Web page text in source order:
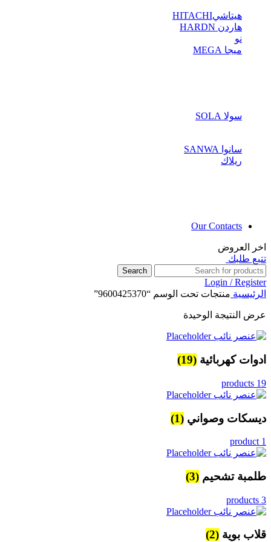
هيتاشيHITACHI
هاردن HARDN
نو
ميجا MEGA
سولا SOLA
سانوا SANWA
ريلاك
Our Contacts
اخر العروض
تتبع طلبك
Search
Login / Register
الرئيسية منتجات تحت الوسم “9600425370”
عرض النتيجة الوحيدة
ادوات كهربائية (19)
19 products
ديسكات وصواني (1)
1 product
طلمبة تشحيم (3)
3 products
قلاب بوية (2)